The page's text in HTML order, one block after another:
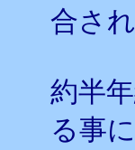
合さ
約半
る事